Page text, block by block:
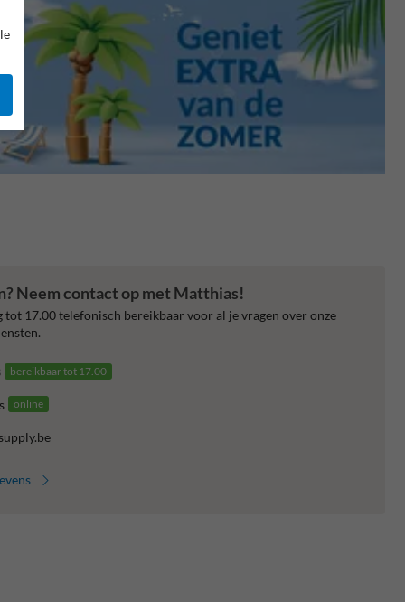
Neem contact op met Matthias!
tot 17.00 telefonisch bereikbaar voor al je vragen over onze
bereikbaar tot 17.00
online